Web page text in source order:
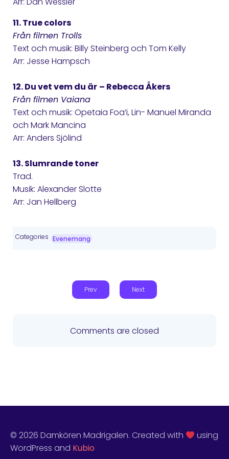
11. True colors
Från filmen Trolls
Text och musik: Billy Steinberg och Tom Kelly
Arr: Jesse Hampsch
12. Du vet vem du är – Rebecca Åkers
Från filmen Vaiana
Text och musik: Opetaia Foa’i, Lin- Manuel Miranda
och Mark Mancina
Arr: Anders Sjölind
13. Slumrande toner
Trad.
Musik: Alexander Slotte
Arr: Jan Hellberg
Categories Evenemang
Prev Next
Comments are closed
© 2026 Damkören Madrigalen. Created with
using
WordPress and Kubio